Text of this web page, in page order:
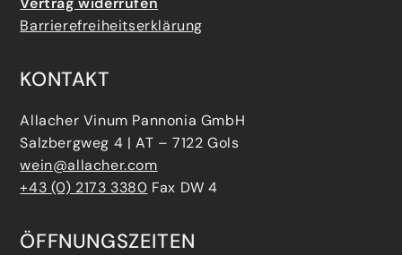
Barrierefreiheitserklärung
KONTAKT
Allacher Vinum Pannonia GmbH
Salzbergweg 4 | AT – 7122 Gols
wein@allacher.com
+43 (0) 2173 3380 Fax DW 4
ÖFFNUNGSZEITEN